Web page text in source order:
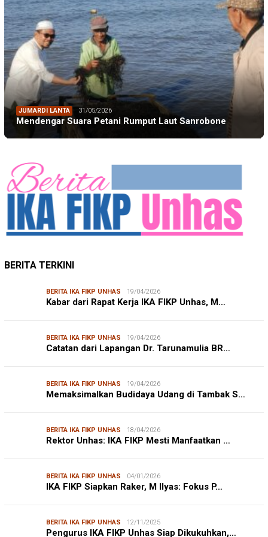
JUMARDI LANTA 31/05/2026
Mendengar Suara Petani Rumput Laut Sanrobone
BERITA TERKINI
BERITA IKA FIKP UNHAS 19/04/2026
Kabar dari Rapat Kerja IKA FIKP Unhas, M…
BERITA IKA FIKP UNHAS 19/04/2026
Catatan dari Lapangan Dr. Tarunamulia BR…
BERITA IKA FIKP UNHAS 19/04/2026
Memaksimalkan Budidaya Udang di Tambak S…
BERITA IKA FIKP UNHAS 18/04/2026
Rektor Unhas: IKA FIKP Mesti Manfaatkan …
BERITA IKA FIKP UNHAS 04/01/2026
IKA FIKP Siapkan Raker, M Ilyas: Fokus P…
BERITA IKA FIKP UNHAS 12/11/2025
Pengurus IKA FIKP Unhas Siap Dikukuhkan,…